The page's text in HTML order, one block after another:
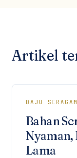
Artikel
BAJU
Bahan
Nyaman,
Lama